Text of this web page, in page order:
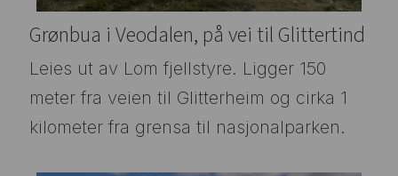
Grønbua i Veodalen, på vei til Glittertind
Leies ut av Lom fjellstyre. Ligger 150
meter fra veien til Glitterheim og cirka 1
kilometer fra grensa til nasjonalparken.